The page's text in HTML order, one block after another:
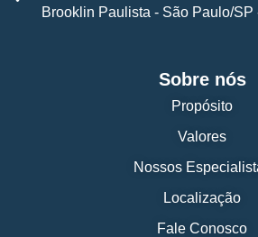
Brooklin Paulista - São Paulo/SP
Sobre nós
Propósito
Valores
Nossos
Localização
Fale Conosco